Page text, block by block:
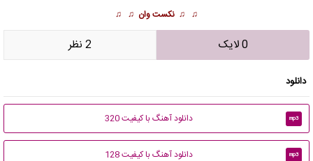
♫ ♫ نکست وان ♫ ♫
0 لایک 2 نظر
دانلود
mp3 دانلود آهنگ با کیفیت 320
mp3 دانلود آهنگ با کیفیت 128